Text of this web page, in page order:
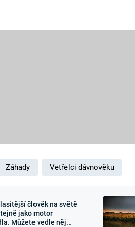
Zajímavosti
Záhady Vetřelci dávnověku
člověk na světě
jako motor
Můžete vedle něj